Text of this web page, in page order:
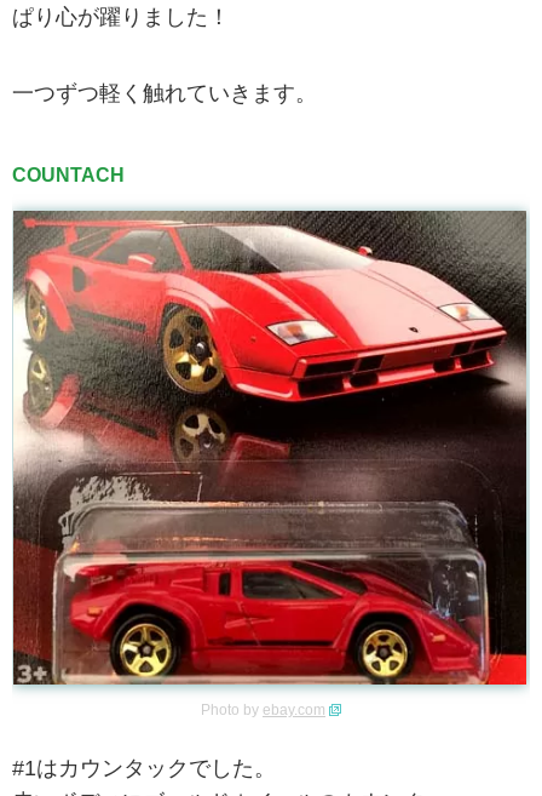
ぱり心が躍りました！
一つずつ軽く触れていきます。
COUNTACH
Photo by ebay.com
#1はカウンタックでした。